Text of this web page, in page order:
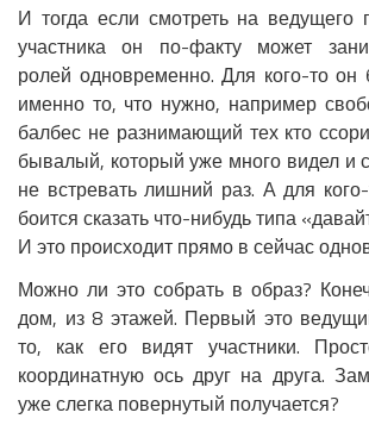
И тогда если смотреть на ведущего
участника он по-факту может
ролей одновременно. Для кого-то он
именно то, что нужно, например
балбес не разнимающий тех кто
бывалый, который уже много видел и
не встревать лишний раз. А для
боится сказать что-нибудь типа
И это происходит прямо в сейчас
Можно ли это собрать в образ?
дом, из 8 этажей. Первый это
то, как его видят участники.
координатную ось друг на друга.
уже слегка повернутый получается?